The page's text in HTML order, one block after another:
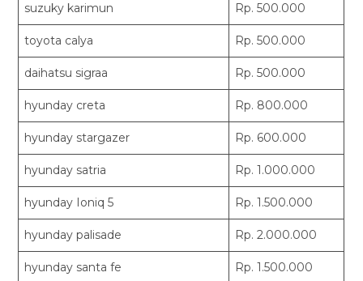
suzuky karimun Rp. 500.000
toyota calya Rp. 500.000
daihatsu sigraa Rp. 500.000
hyunday creta Rp. 800.000
hyunday stargazer Rp. 600.000
hyunday satria Rp. 1.000.000
hyunday Ioniq 5 Rp. 1.500.000
hyunday palisade Rp. 2.000.000
hyunday santa fe Rp. 1.500.000